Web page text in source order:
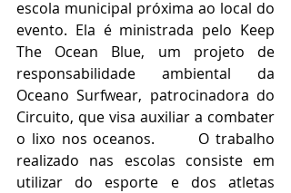
escola municipal próxima ao local do
evento. Ela é ministrada pelo Keep
The Ocean Blue, um projeto de
responsabilidade ambiental da
Oceano Surfwear, patrocinadora do
Circuito, que visa auxiliar a combater
o lixo nos oceanos.       O trabalho
realizado nas escolas consiste em
utilizar do esporte e dos atletas